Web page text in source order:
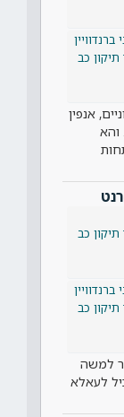
כב
אנפין
והא
כב
כב
למשה
לעאלא